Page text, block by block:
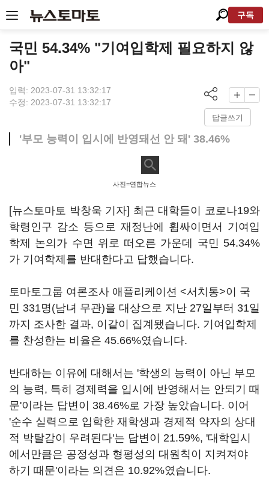
구독
국민 54.34% "기여입학제 필요하지 않
아"
입력: 2023-07-31 13:32:17
수정: 2023-07-31 13:32:17
답글쓰기
'부모 능력이 입시에 반영돼선 안 돼' 38.46%
사진=연합뉴스
[뉴스토마토 박창욱 기자] 최근 대학들이 코로나19와
학령인구 감소 등으로 재정난에 휩싸이면서 기여입
학제 논의가 수면 위로 떠오른 가운데 국민 54.34%
가 기여학제를 반대한다고 답했습니다.
토마토그룹 여론조사 애플리케이션 <서치통>이 국
민 331명(남녀 무관)을 대상으로 지난 27일부터 31일
까지 조사한 결과, 이같이 집계됐습니다. 기여입학제
를 찬성한는 비율은 45.66%였습니다.
반대하는 이유에 대해서는 '학생의 능력이 아닌 부모
의 능력, 특히 경제력을 입시에 반영해서는 안되기 때
문'이라는 답변이 38.46%로 가장 높았습니다. 이어
'순수 실력으로 입학한 재학생과 경제적 약자의 상대
적 박탈감이 우려된다'는 답변이 21.59%, '대학입시
에서만큼은 공정성과 형평성의 대원칙이 지켜져야
하기 때문'이라는 의견은 10.92%였습니다.